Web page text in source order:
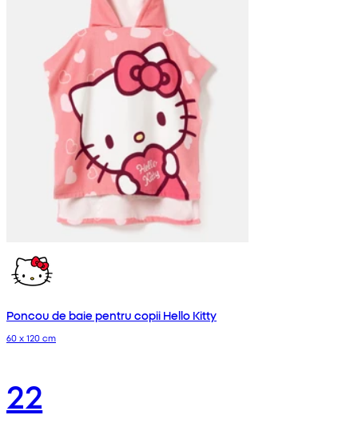
Poncou de baie pentru copii Hello Kitty
60 x 120 cm
22